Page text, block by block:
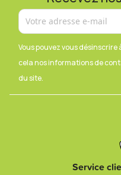
Vous pouvez vous
cela nos informations de
du site.
Service